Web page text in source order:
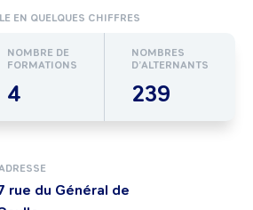
EN QUELQUES CHIFFRES
NOMBRE DE
FORMATIONS
4
NOMBRES
D’ALTERNANTS
239
rue du Général de